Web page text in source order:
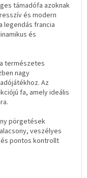
támadófa azoknak
és modern
legendás francia
és
természetes
nagy
Az
fa, amely ideális
pörgetések
veszélyes
pontos kontrollt